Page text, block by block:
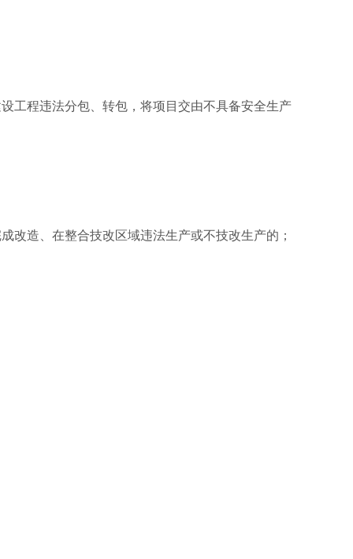
程违法分包、转包，将项目交由不具备安全生产
造、在整合技改区域违法生产或不技改生产的；